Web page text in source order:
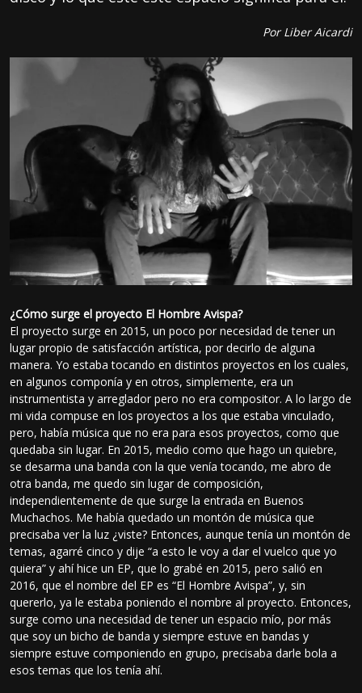
Por Liber Aicardi
¿Cómo surge el proyecto El Hombre Avispa?
El proyecto surge en 2015, un poco por necesidad de tener un
lugar propio de satisfacción artística, por decirlo de alguna
manera. Yo estaba tocando en distintos proyectos en los cuales,
en algunos componía y en otros, simplemente, era un
instrumentista y arreglador pero no era compositor. A lo largo de
mi vida compuse en los proyectos a los que estaba vinculado,
pero, había música que no era para esos proyectos, como que
quedaba sin lugar. En 2015, medio como que hago un quiebre,
se desarma una banda con la que venía tocando, me abro de
otra banda, me quedo sin lugar de composición,
independientemente de que surge la entrada en Buenos
Muchachos. Me había quedado un montón de música que
precisaba ver la luz ¿viste? Entonces, aunque tenía un montón de
temas, agarré cinco y dije “a esto le voy a dar el vuelco que yo
quiera” y ahí hice un EP, que lo grabé en 2015, pero salió en
2016, que el nombre del EP es “El Hombre Avispa”, y, sin
quererlo, ya le estaba poniendo el nombre al proyecto. Entonces,
surge como una necesidad de tener un espacio mío, por más
que soy un bicho de banda y siempre estuve en bandas y
siempre estuve componiendo en grupo, precisaba darle bola a
esos temas que los tenía ahí.